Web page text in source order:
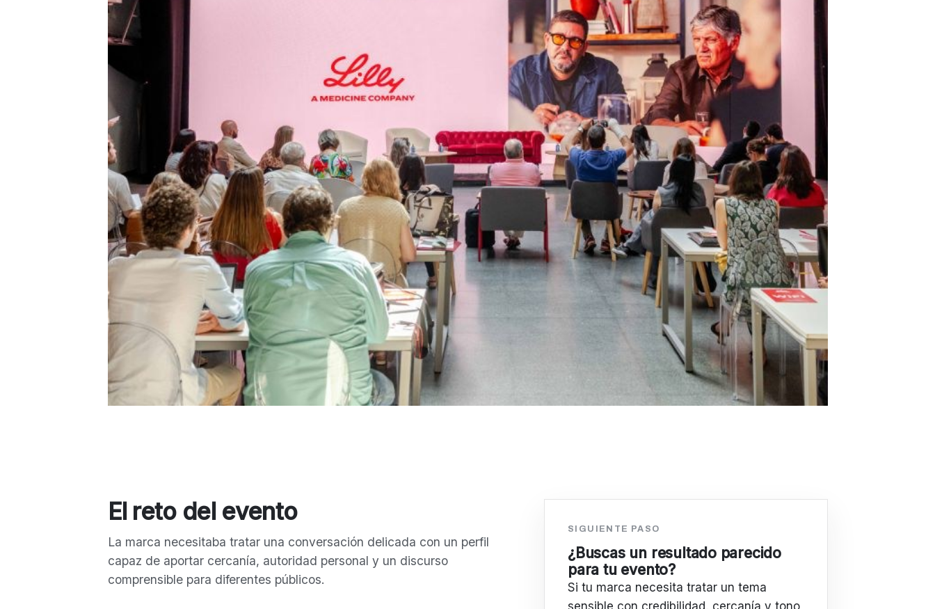
El reto del evento
La marca necesitaba tratar una conversación delicada con un perfil
capaz de aportar cercanía, autoridad personal y un discurso
comprensible para diferentes públicos.
SIGUIENTE PASO
¿Buscas un resultado parecido
para tu evento?
Si tu marca necesita tratar un tema
sensible con credibilidad, cercanía y tono